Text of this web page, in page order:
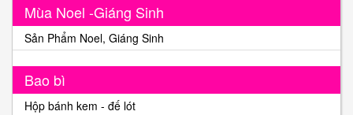
Mùa Noel -Giáng Sinh
Sản Phẩm Noel, Giáng Sinh
Bao bì
Hộp bánh kem - đế lót